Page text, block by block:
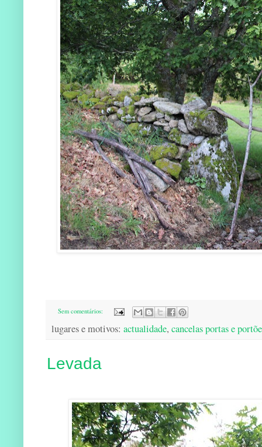
Sem comentários:
lugares e motivos: actualidade, cancelas portas e
Levada